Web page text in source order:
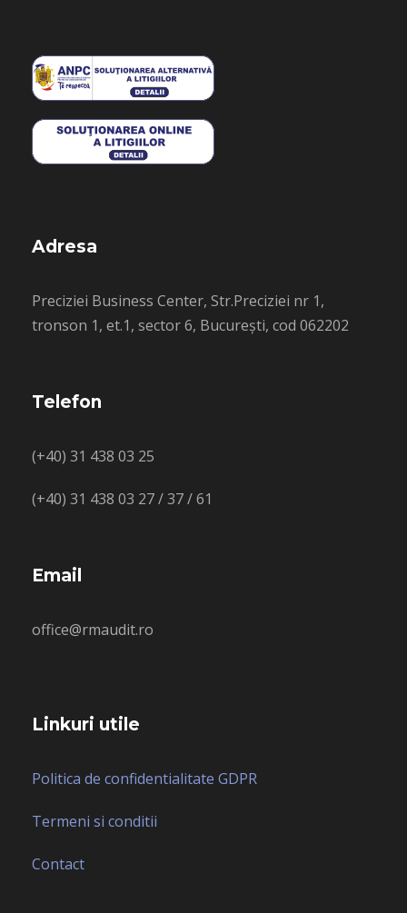
Adresa
Preciziei Business Center, Str.Preciziei nr 1,
tronson 1, et.1, sector 6, București, cod 062202
Telefon
(+40) 31 438 03 25
(+40) 31 438 03 27 / 37 / 61
Email
office@rmaudit.ro
Linkuri utile
Politica de confidentialitate GDPR
Termeni si conditii
Contact